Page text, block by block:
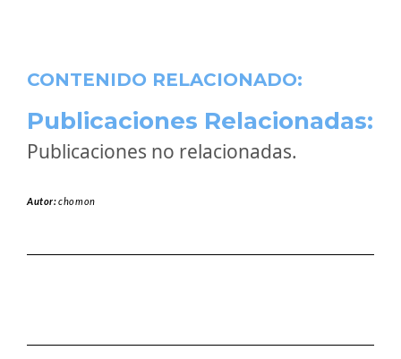
CONTENIDO RELACIONADO:
Publicaciones Relacionadas:
Publicaciones no relacionadas.
Autor:chomon